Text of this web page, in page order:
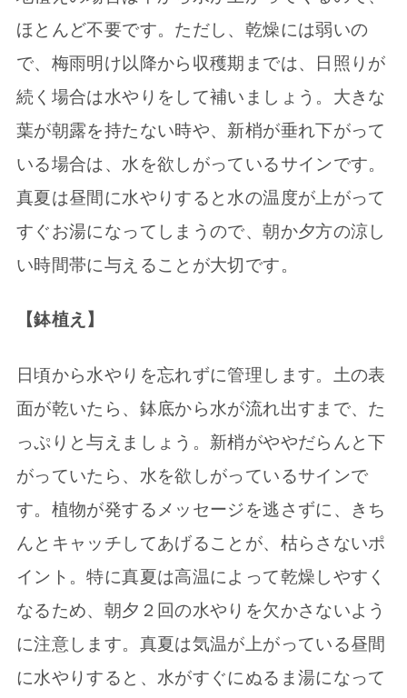
ほとんど不要です。ただし、乾燥には弱いの
で、梅雨明け以降から収穫期までは、日照りが
続く場合は水やりをして補いましょう。大きな
葉が朝露を持たない時や、新梢が垂れ下がって
いる場合は、水を欲しがっているサインです。
真夏は昼間に水やりすると水の温度が上がって
すぐお湯になってしまうので、朝か夕方の涼し
い時間帯に与えることが大切です。
【鉢植え】
日頃から水やりを忘れずに管理します。土の表
面が乾いたら、鉢底から水が流れ出すまで、た
っぷりと与えましょう。新梢がややだらんと下
がっていたら、水を欲しがっているサインで
す。植物が発するメッセージを逃さずに、きち
んとキャッチしてあげることが、枯らさないポ
イント。特に真夏は高温によって乾燥しやすく
なるため、朝夕２回の水やりを欠かさないよう
に注意します。真夏は気温が上がっている昼間
に水やりすると、水がすぐにぬるま湯になって